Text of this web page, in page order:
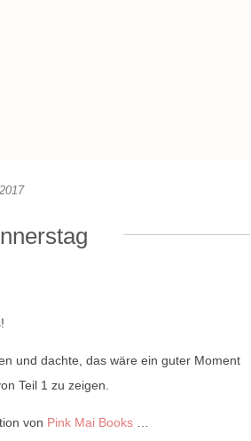
und dachte, das wäre ein guter Moment
Teil 1 zu zeigen.
von Pink Mai Books…